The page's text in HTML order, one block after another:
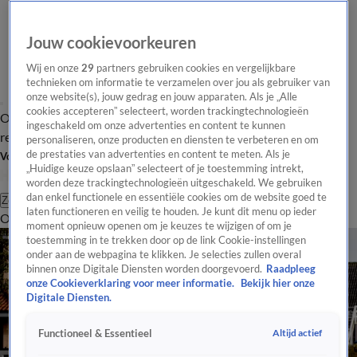
Overzicht Laatste nieuws Regionieuws Het beste van Hart
Tip de
redactie
Volg Hart van Nederland
Zoeken
OverzichtRegioUitzendingenWeerTip de redactiePanelVideo's
Jouw cookievoorkeuren
Wij en onze29 partners gebruiken cookies en vergelijkbare
technieken om informatie te verzamelen over jou als gebruiker van
onze website(s), jouw gedrag en jouw apparaten. Als je „Alle
cookies accepteren” selecteert, worden trackingtechnologieën
ingeschakeld om onze advertenties en content te kunnen
personaliseren, onze producten en diensten te verbeteren en om
de prestaties van advertenties en content te meten. Als je
„Huidige keuze opslaan” selecteert of je toestemming intrekt,
worden deze trackingtechnologieën uitgeschakeld. We gebruiken
dan enkel functionele en essentiële cookies om de website goed te
laten functioneren en veilig te houden. Je kunt dit menu op ieder
moment opnieuw openen om je keuzes te wijzigen of om je
toestemming in te trekken door op de link Cookie-instellingen
onder aan de webpagina te klikken. Je selecties zullen overal
binnen onze Digitale Diensten worden doorgevoerd. Raadpleeg
onze Cookieverklaring voor meer informatie.
Bekijk hier onze
Digitale Diensten.
Functioneel & Essentieel Altijd actief